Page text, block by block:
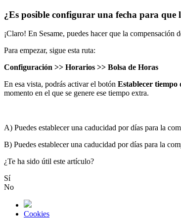
¿Es posible configurar una fecha para que
¡Claro! En Sesame, puedes hacer que la compensación
Para empezar, sigue esta ruta:
Configuración >> Horarios >> Bolsa de Horas
En esa vista, podrás activar el botón Establecer tiempo
momento en el que se genere ese tiempo extra.
A) Puedes establecer una caducidad por días para la
B) Puedes establecer una caducidad por días para la
¿Te ha sido útil este artículo?
Sí
No
Cookies